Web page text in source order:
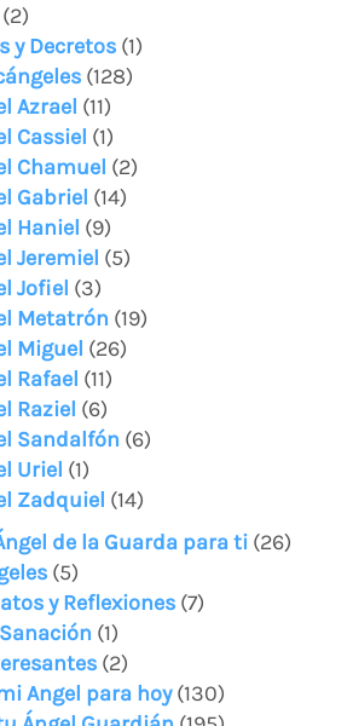
(2)
y Decretos (1)
(128)
Azrael (11)
Cassiel (1)
Chamuel (2)
Gabriel (14)
Haniel (9)
Jeremiel (5)
Jofiel (3)
Metatrón (19)
Miguel (26)
Rafael (11)
Raziel (6)
Sandalfón (6)
Uriel (1)
Zadquiel (14)
de la Guarda para ti (26)
(5)
y Reflexiones (7)
(1)
(2)
Angel para hoy(130)